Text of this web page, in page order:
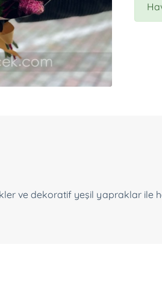
ve dekoratif yeşil yapraklar ile